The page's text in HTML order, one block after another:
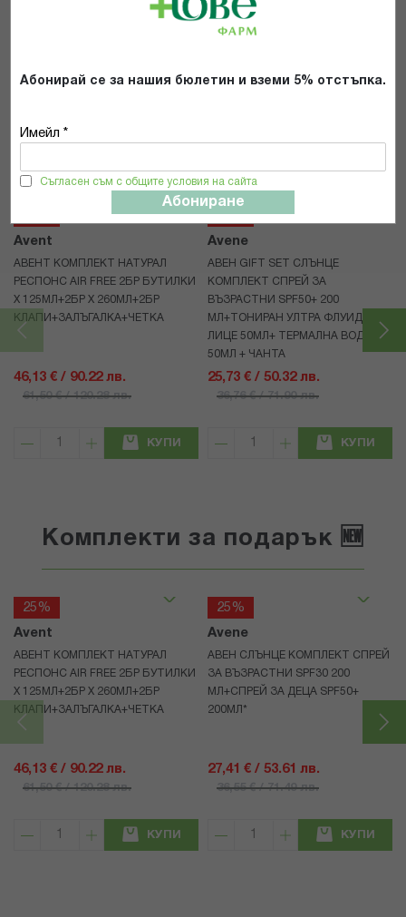
Абонирай се за нашия бюлетин и вземи 5% отстъпка.
Имейл *
Съгласен съм с общите условия на сайта
Абониране
ИЗПРАТИ
Популярни в тази категория
Avent
АВЕНТ КОМПЛЕКТ НАТУРАЛ
РЕСПОНС AIR FREE 2БР БУТИЛКИ
Х 125МЛ+2БР Х 260МЛ+2БР
КЛАПИ+ЗАЛЪГАЛКА+ЧЕТКА
46,13 € / 90.22 лв.
61,50 € / 120.28 лв.
КУПИ
30%
Avene
АВЕН GIFT SET СЛЪНЦЕ
КОМПЛЕКТ СПРЕЙ ЗА
ВЪЗРАСТНИ SPF50+ 200
МЛ+ТОНИРАН УЛТРА ФЛУИД ЗА
ЛИЦЕ 50МЛ+ ТЕРМАЛНА ВОДА
50МЛ + ЧАНТА
25,73 € / 50.32 лв.
36,76 € / 71.90 лв.
КУПИ
Комплекти за подарък 🆕
25%
Avent
АВЕНТ КОМПЛЕКТ НАТУРАЛ
РЕСПОНС AIR FREE 2БР БУТИЛКИ
Х 125МЛ+2БР Х 260МЛ+2БР
КЛАПИ+ЗАЛЪГАЛКА+ЧЕТКА
46,13 € / 90.22 лв.
61,50 € / 120.28 лв.
КУПИ
25%
Avene
АВЕН СЛЪНЦЕ КОМПЛЕКТ СПРЕЙ
ЗА ВЪЗРАСТНИ SPF30 200
МЛ+СПРЕЙ ЗА ДЕЦА SPF50+
200МЛ*
27,41 € / 53.61 лв.
36,55 € / 71.49 лв.
КУПИ